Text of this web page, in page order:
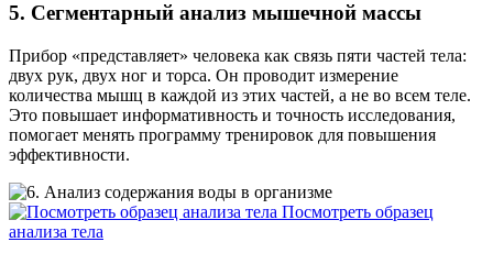
5. Cегментарный анализ мышечной массы
Прибор «представляет» человека как связь пяти частей тела:
двух рук, двух ног и торса. Он проводит измерение
количества мышц в каждой из этих частей, а не во всем теле.
Это повышает информативность и точность исследования,
помогает менять программу тренировок для повышения
эффективности.
Посмотреть образец
анализа тела